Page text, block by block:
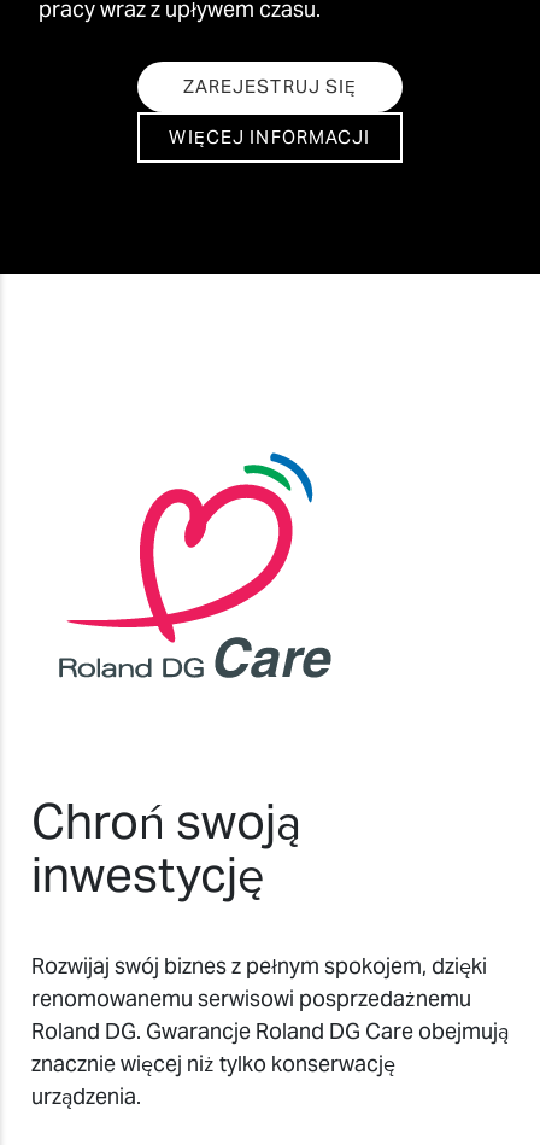
pracy wraz z upływem czasu.
ZAREJESTRUJ SIĘ
WIĘCEJ INFORMACJI
Chroń swoją
inwestycję
Rozwijaj swój biznes z pełnym spokojem, dzięki
renomowanemu serwisowi posprzedażnemu
Roland DG. Gwarancje Roland DG Care obejmują
znacznie więcej niż tylko konserwację
urządzenia.